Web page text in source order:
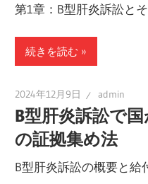
第1章：B型肝炎訴訟と
続きを読む
2024年12月9日 admin
B型肝炎訴訟で
の証拠集め法
B型肝炎訴訟の概要と給